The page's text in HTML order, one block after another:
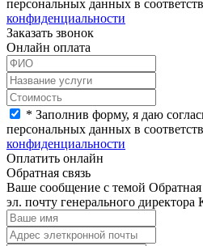
персональных данных в
конфиденциальности
Заказать звонок
Онлайн оплата
* Заполнив форму, я даю
персональных данных в
конфиденциальности
Оплатить онлайн
Обратная связь
Ваше сообщение с темой Обратная
эл. почту генерального